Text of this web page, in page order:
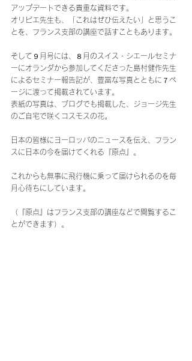
アップデートできる貴重な資料です。
オリビエ先生も、「これはぜひ伝えたい」と思うこ
とを、フランス支部の講座で話すこともあります。
そして９月号には、８月のスイス・シエールセミナ
ーにオランダから参加してくださった島村健作先生
によるセミナー報告記が、豊富な写真とともに７ペ
ージに渡って掲載されています。
表紙の写真は、ブログでも掲載した、ジョージ先生
のご自宅で咲くコスモスの花。
日本の皆様にヨーロッパのニュースを伝え、フラン
スに日本の今を届けてくれる『原点』。
これからも無事に飛行機に乗って届けられるのを毎
月心待ちにしています。
（『原点』はフランス支部の講座などで閲覧するこ
とができます）。